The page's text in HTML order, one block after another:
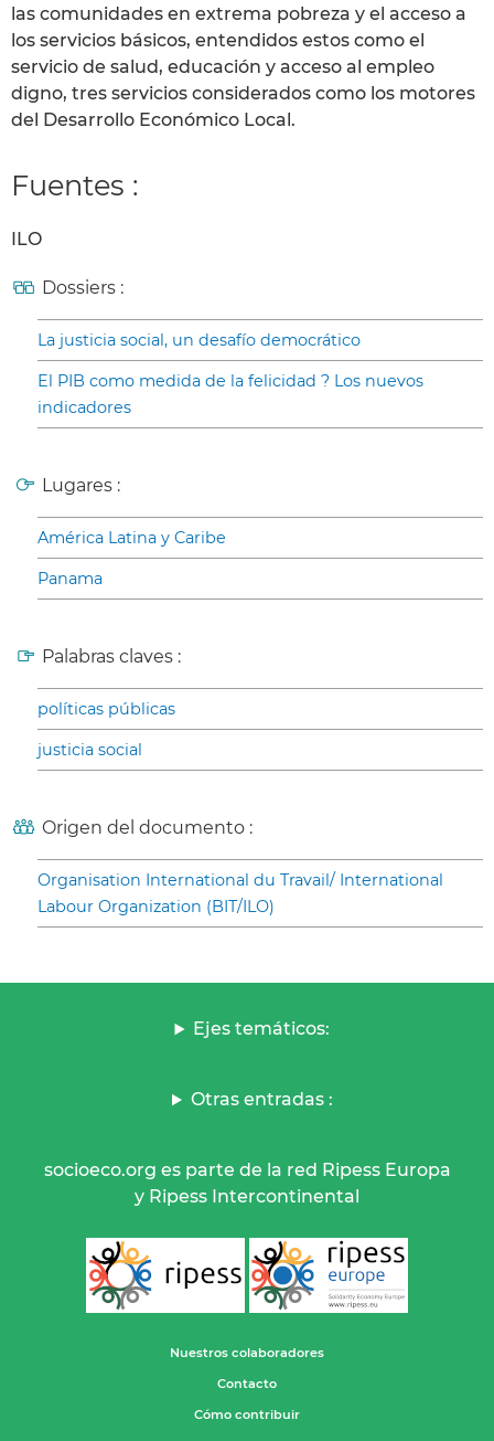
las comunidades en extrema pobreza y el acceso a
los servicios básicos, entendidos estos como el
servicio de salud, educación y acceso al empleo
digno, tres servicios considerados como los motores
del Desarrollo Económico Local.
Fuentes :
ILO
Dossiers :
La justicia social, un desafío democrático
El PIB como medida de la felicidad ? Los nuevos
indicadores
Lugares :
América Latina y Caribe
Panama
Palabras claves :
políticas públicas
justicia social
Origen del documento :
Organisation International du Travail/ International
Labour Organization (BIT/ILO)
Ejes temáticos:
Otras entradas :
socioeco.org es parte de la red Ripess Europa
y Ripess Intercontinental
Nuestros colaboradores
Contacto
Cómo contribuir